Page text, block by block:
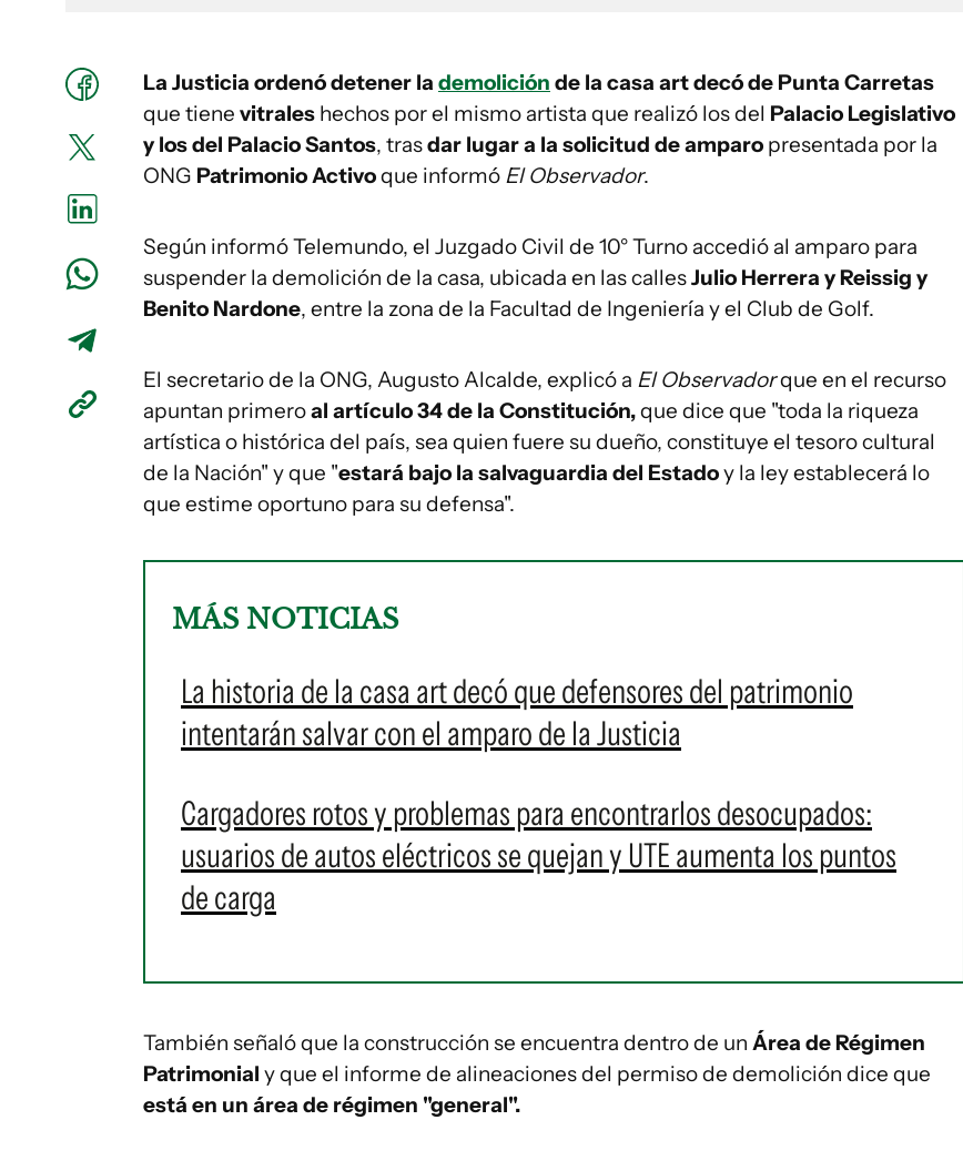
La Justicia ordenó detener la demolición de la casa art decó de Punta Carretas
que tiene vitrales hechos por el mismo artista que realizó los del Palacio Legislativo
y los del Palacio Santos, trasdar lugar a la solicitud de amparo presentada por la
ONG Patrimonio Activoque informó El Observador.
Según informó Telemundo, el Juzgado Civil de 10° Turno accedió al amparo para
suspender la demolición de la casa, ubicada en las callesJulio Herrera y Reissig y
Benito Nardone, entre la zona de la Facultad de Ingeniería y el Club de Golf.
El secretario de la ONG, Augusto Alcalde, explicó a El Observadorque en el recurso
apuntan primeroal artículo 34 de la Constitución,que dice que "toda la riqueza
artística o histórica del país, sea quien fuere su dueño, constituye el tesoro cultural
de la Nación" y que "estará bajo la salvaguardia del Estadoy la ley establecerá lo
que estime oportuno para su defensa".
MÁS NOTICIAS
La historia de la casa art decó que defensores del patrimonio
intentarán salvar con el amparo de la Justicia
Cargadores rotos y problemas para encontrarlos desocupados:
usuarios de autos eléctricos se quejan y UTE aumenta los puntos
de carga
También señaló que la construcción se encuentra dentro de un Área de Régimen
Patrimonial y que el informe de alineaciones del permiso de demolición dice que
está en un área de régimen "general".